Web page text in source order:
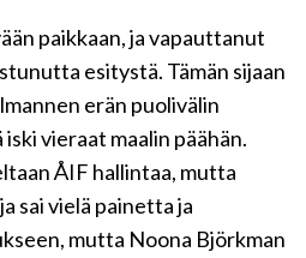
paikkaan, ja vapauttanut
esitystä. Tämän sijaan
erän puolivälin
vieraat maalin päähän.
ÅIF hallintaa, mutta
sai vielä painetta ja
mutta Noona Björkman